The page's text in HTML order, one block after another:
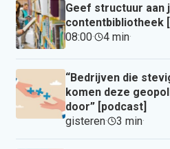
Geef structuur aan
contentbibliotheek
08:00· 4 min·
“Bedrijven die
komen deze
door” [podcast]
gisteren· 3 min·